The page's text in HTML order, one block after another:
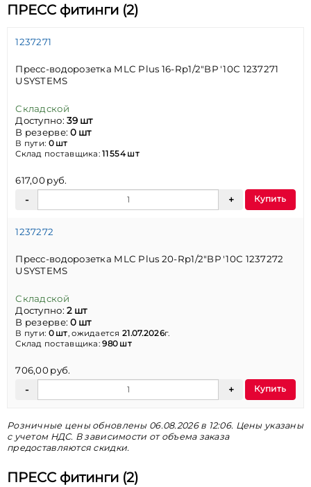
ПРЕСС фитинги (2)
1237271
Пресс-водорозетка MLC Plus 16-Rp1/2"ВР '10С 1237271
USYSTEMS
Складской
Доступно:39 шт
В резерве:0 шт
В пути: 0 шт
Склад поставщика:11 554 шт
617,00 руб.
Купить
1237272
Пресс-водорозетка MLC Plus 20-Rp1/2"ВР '10С 1237272
USYSTEMS
Складской
Доступно:2 шт
В резерве:0 шт
В пути: 0 шт , ожидается21.07.2026г.
Склад поставщика:980 шт
706,00 руб.
Купить
Розничные цены обновлены 06.08.2026 в 12:06. Цены указаны
с учетом НДС. В зависимости от объема заказа
предоставляются скидки.
ПРЕСС фитинги (2)